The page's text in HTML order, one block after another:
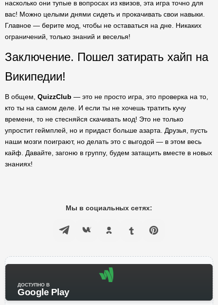
насколько они тупые в вопросах из квизов, эта игра точно для
вас! Можно целыми днями сидеть и прокачивать свои навыки.
Главное — берите мод, чтобы не оставаться на дне. Никаких
ограничений, только знаний и веселья!
Заключение. Пошел затирать хайп на
Википедии!
В общем, QuizzClub — это не просто игра, это проверка на то,
кто ты на самом деле. И если ты не хочешь тратить кучу
времени, то не стесняйся скачивать мод! Это не только
упростит геймплей, но и придаст больше азарта. Друзья, пусть
наши мозги поиграют, но делать это с выгодой — в этом весь
кайф. Давайте, загоню в группу, будем затащить вместе в новых
знаниях!
Мы в социальных сетях:
ДОСТУПНО В
Google Play